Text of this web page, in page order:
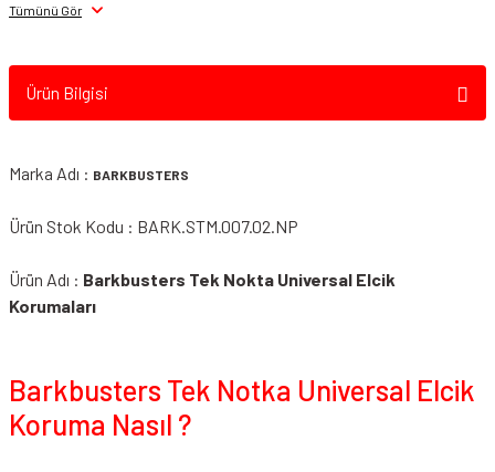
Tümünü Gör
Ürün Bilgisi
Marka Adı : BARKBUSTERS
Ürün Stok Kodu : BARK.STM.007.02.NP
Ürün Adı : Barkbusters Tek Nokta Universal Elcik
Korumaları
Barkbusters Tek Notka Universal Elcik
Koruma Nasıl ?